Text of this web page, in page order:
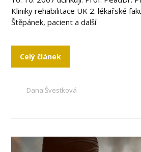
Kliniky rehabilitace UK 2. lékařské
Štěpánek, pacient a další
Celý článek
Dana Švestková